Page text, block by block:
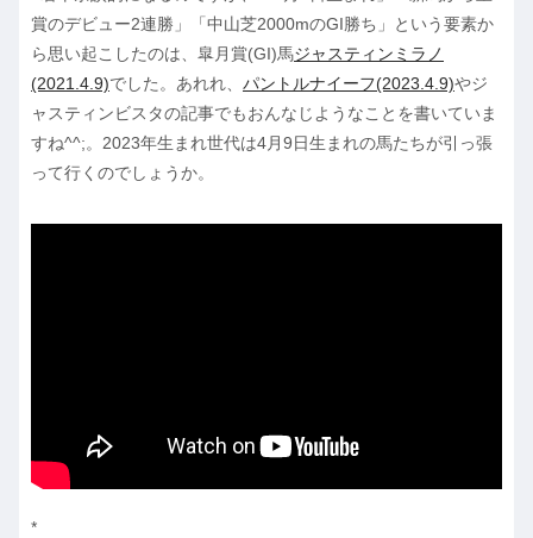
賞のデビュー2連勝」「中山芝2000mのGI勝ち」という要素か
ら思い起こしたのは、皐月賞(GI)馬ジャスティンミラノ
(2021.4.9)でした。あれれ、 パントルナイーフ(2023.4.9)やジ
ャスティンビスタの記事でもおんなじようなことを書いていま
すね^^;。2023年生まれ世代は4月9日生まれの馬たちが引っ張
って行くのでしょうか。
*